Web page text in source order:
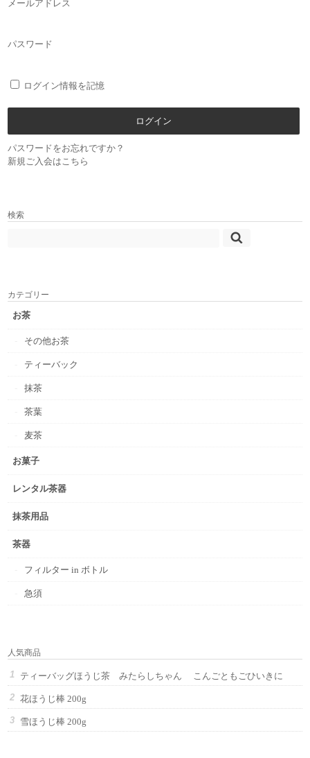
メールアドレス
パスワード
ログイン情報を記憶
パスワードをお忘れですか？
新規ご入会はこちら
検索
カテゴリー
お茶
その他お茶
ティーバック
抹茶
茶葉
麦茶
お菓子
レンタル茶器
抹茶用品
茶器
フィルター in ボトル
急須
人気商品
ティーバッグほうじ茶 みたらしちゃん こんごともごひいきに
花ほうじ棒 200g
雪ほうじ棒 200g